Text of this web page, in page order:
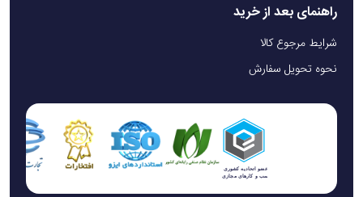
راهنمای بعد از خرید
شرایط مرجوع کالا
نحوه تحویل سفارش